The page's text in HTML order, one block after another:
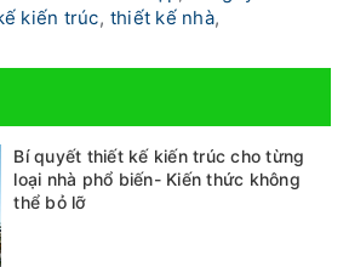
kiến trúc, thiết kế nhà,
Bí quyết thiết kế kiến trúc cho từng
loại nhà phổ biến- Kiến thức không
thể bỏ lỡ